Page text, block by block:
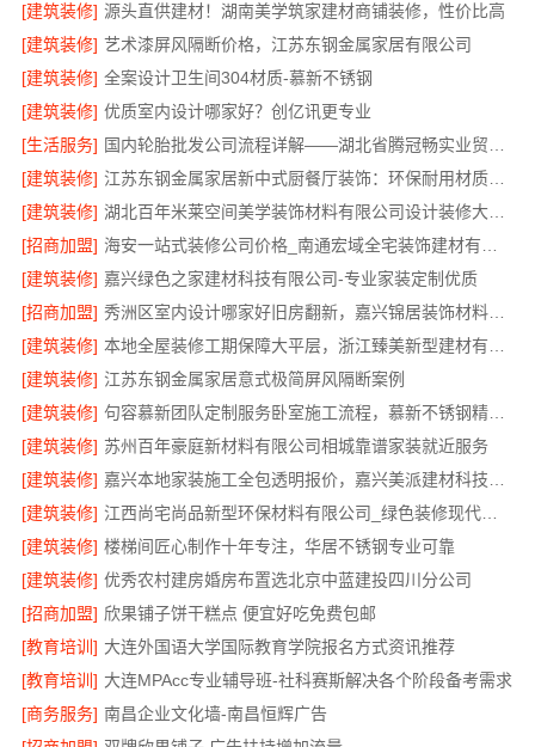
[建筑装修] 源头直供建材！湖南美学筑家建材商铺装修，性价比高
[建筑装修] 艺术漆屏风隔断价格，江苏东钢金属家居有限公司
[建筑装修] 全案设计卫生间304材质-慕新不锈钢
[建筑装修] 优质室内设计哪家好？创亿讯更专业
[生活服务]
[建筑装修]
江苏东钢金属家居新中式厨餐厅装饰：环保耐用材质首选
[建筑装修]
湖北百年米莱空间美学装饰材料有限公司设计装修大平层实景案例
[招商加盟]
[建筑装修] 嘉兴绿色之家建材科技有限公司-专业家装定制优质
[招商加盟]
秀洲区室内设计哪家好旧房翻新，嘉兴锦居装饰材料有限公司靠谱
[建筑装修]
[建筑装修] 江苏东钢金属家居意式极简屏风隔断案例
[建筑装修]
句容慕新团队定制服务卧室施工流程，慕新不锈钢精准落地
[建筑装修] 苏州百年豪庭新材料有限公司相城靠谱家装就近服务
[建筑装修]
[建筑装修]
江西尚宅尚品新型环保材料有限公司_绿色装修现代风格靠谱吗
[建筑装修] 楼梯间匠心制作十年专注，华居不锈钢专业可靠
[建筑装修] 优秀农村建房婚房布置选北京中蓝建投四川分公司
[招商加盟] 欣果铺子饼干糕点 便宜好吃免费包邮
[教育培训] 大连外国语大学国际教育学院报名方式资讯推荐
[教育培训] 大连MPAcc专业辅导班-社科赛斯解决各个阶段备考需求
[商务服务] 南昌企业文化墙-南昌恒辉广告